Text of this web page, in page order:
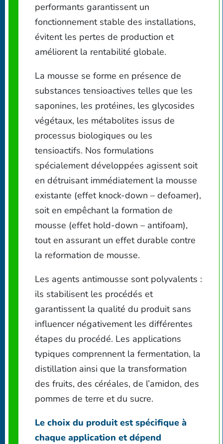
performants garantissent un
fonctionnement stable des installations,
évitent les pertes de production et
améliorent la rentabilité globale.
La mousse se forme en présence de
substances tensioactives telles que les
saponines, les protéines, les glycosides
végétaux, les métabolites issus de
processus biologiques ou les
tensioactifs. Nos formulations
spécialement développées agissent soit
en détruisant immédiatement la mousse
existante (effet knock-down – defoamer),
soit en empêchant la formation de
mousse (effet hold-down – antifoam),
tout en assurant un effet durable contre
la reformation de mousse.
Les agents antimousse sont polyvalents :
ils stabilisent les procédés et
garantissent la qualité du produit sans
influencer négativement les différentes
étapes du procédé. Les applications
typiques comprennent la fermentation, la
distillation ainsi que la transformation
des fruits, des céréales, de l’amidon, des
pommes de terre et du sucre.
Le choix du produit est spécifique à
chaque application et dépend